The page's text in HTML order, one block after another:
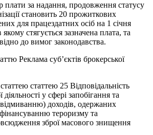
плати за надання, продовження статусу
становить 20 прожиткових
для працездатних осіб на 1 січня
стягується зазначена плата, та
до вимог законодавства.
Реклама суб’єктів брокерської
статтею 25 Відповідальність
діяльності у сфері запобігання та
(відмиванню) доходів, одержаних
тероризму та
зброї масового знищення